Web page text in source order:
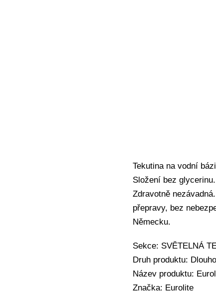
Tekutina na vodní
Složení bez
Zdravotně
přepravy, bez
Německu.
Sekce: SVĚTELNÁ
Druh produktu:
Název produktu:
Značka: Eurolite